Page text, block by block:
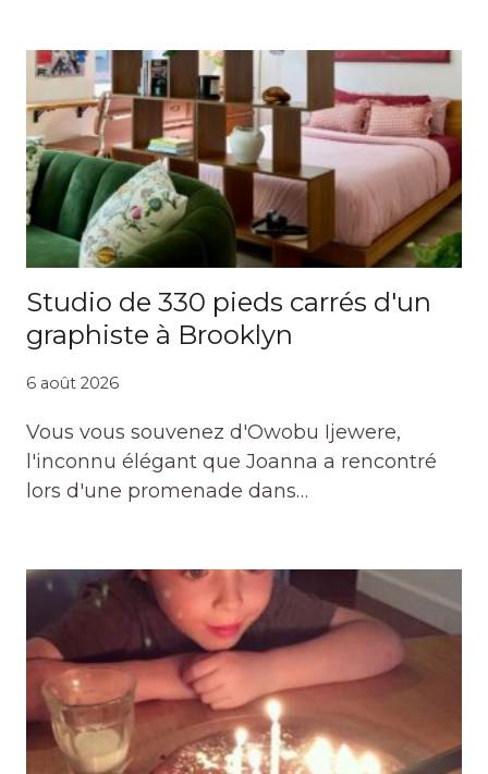
Studio de 330 pieds carrés d'un
graphiste à Brooklyn
6 août 2026
Vous vous souvenez d'Owobu Ijewere,
l'inconnu élégant que Joanna a rencontré
lors d'une promenade dans…